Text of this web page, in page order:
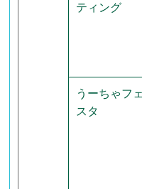
ティング
うーちゃフェ
スタ